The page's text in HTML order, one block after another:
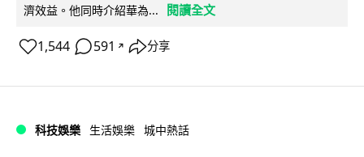
濟效益。他同時介紹華為...
閱讀全文
1,544 591 ↗ 分享
科技娛樂 生活娛樂 城中熱話